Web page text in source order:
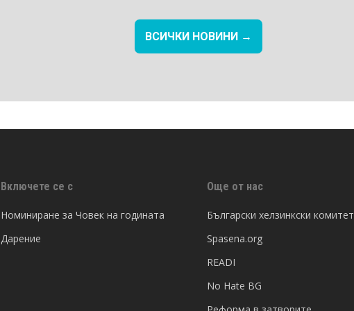
ВСИЧКИ НОВИНИ →
Включете се с
Номиниране за Човек на годината
Дарение
Още от нас
Български хелзинкски комитет
Spasena.org
READI
No Hate BG